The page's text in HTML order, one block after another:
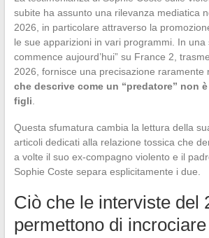
subite ha assunto una rilevanza mediatica
2026, in particolare attraverso la
le sue apparizioni in vari programmi. In una
commence aujourd’hui” su France 2,
2026, fornisce una precisazione raramente
che descrive come un “predatore” non
figli
Questa sfumatura cambia la lettura della
articoli dedicati alla relazione tossica che
a volte il suo ex-compagno violento e il
Sophie Coste separa esplicitamente i due.
Ciò che le interviste del
permettono di incrociare